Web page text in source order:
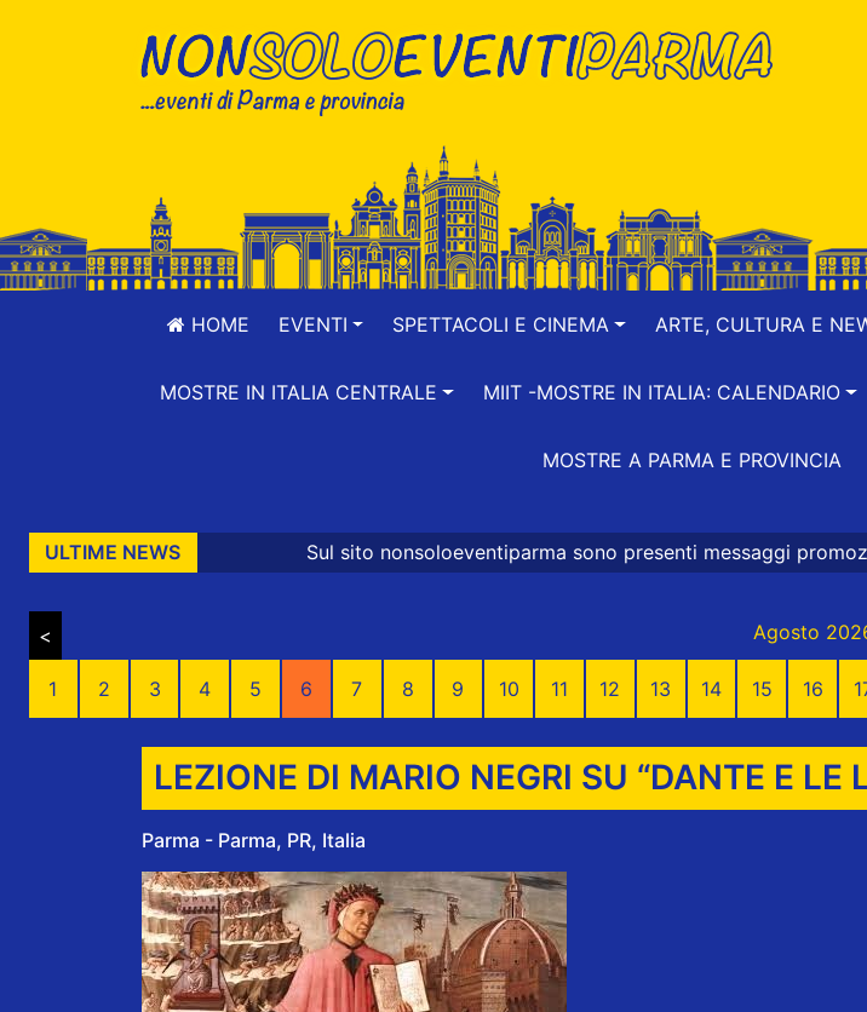
HOME EVENTI SPETTACOLI E CINEMA ARTE, CULTURA E
MOSTRE IN ITALIA CENTRALE MIIT -MOSTRE IN ITALIA: CALENDARIO
MOSTRE A PARMA E PROVINCIA
ULTIME NEWSSul sito nonsoloeventiparma sono presenti messaggi promozionali e
< Agosto
1 2 3 4 5 6 7 8 9 10 11 12 13 14 15 16
LEZIONE DI MARIO NEGRI SU “DANTE E LE
Parma - Parma, PR, Italia